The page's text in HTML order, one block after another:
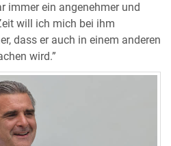
immer ein angenehmer und
will ich mich bei ihm
dass er auch in einem anderen
wird.”